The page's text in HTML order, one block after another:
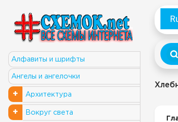
Алфавиты и шрифты
Ангелы и ангелочки
+ Архитектура
+ Вокруг света